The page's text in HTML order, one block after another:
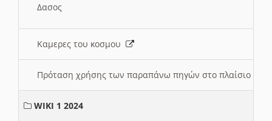
Δασος
Καμερες του κοσμου
Πρόταση χρήσης των παραπάνω πηγών στο πλαίσιο
WIKI 1 2024